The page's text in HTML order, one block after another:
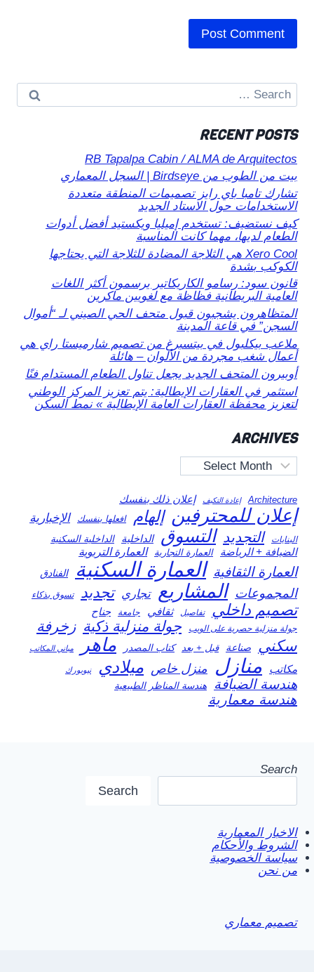
Search
for:
RECENT POSTS
RB Tapalpa Cabin / ALMA de Arquitectos
بيت من الطوب من Birdseye | السجل المعماري
تشارك تامبا باي رايز تصميمات المنطقة متعددة
الاستخدامات حول الاستاد الجديد
كيف نستضيف: تستخدم إميليا ويكستيد أفضل أدوات
الطعام لديها، مهما كانت المناسبة
Xero Cool هي الثلاجة المضادة للثلاجة التي يحتاجها
الكوكب بشدة
قانون سود: رسامو الكاريكاتير يرسمون أكثر اللغات
العامية البريطانية فظاظة مع لغويين ماكرين
المتظاهرون يشجبون قبول متحف الحي الصيني لـ “أموال
السجن” في قاعة المدينة
ملاعب بيكلبول في بيتسبرغ من تصميم شارميستا راي هي
أعمال شغب مجردة من الألوان – هائلة
أوبيرون المتحف الجديد يجعل تناول الطعام المستدام فنًا
استثمر في العقارات الإيطالية: يتم تعزيز المركز الوطني
لتعزيز محفظة العقارات العامة الإيطالية » نمط السكن
ARCHIVES
Archives
Architecture إعادة التكيف إعلان ذلك بنفسك
إعلان للمحترفين إلهام افعلها بنفسك الإخبارية
البنايات التجديد التسوق الداخلية الداخلية السكنية
الضيافة + الرياضة العمارة التجارية العمارة التربوية
العمارة الثقافية العمارة السكنية الفنادق
المجموعات المشاريع تجاري تجديد تسوق بذكاء
تصميم داخلي تفاصيل ثقافي جامعة جناح
جولة منزلية حصرية على الويب جولة منزلية ذكية زخرفة
سكني صناعة قبل + بعد كتاب المصدر ماهر مباني المكاتب
مكاتب منازل منزل خاص ميلادي نيويورك
هندسة الضيافة هندسة المناظر الطبيعية
هندسة معمارية
Search
Search
الاخبار المعمارية
الشروط والأحكام
سياسة الخصوصية
من نحن
تصميم معماري